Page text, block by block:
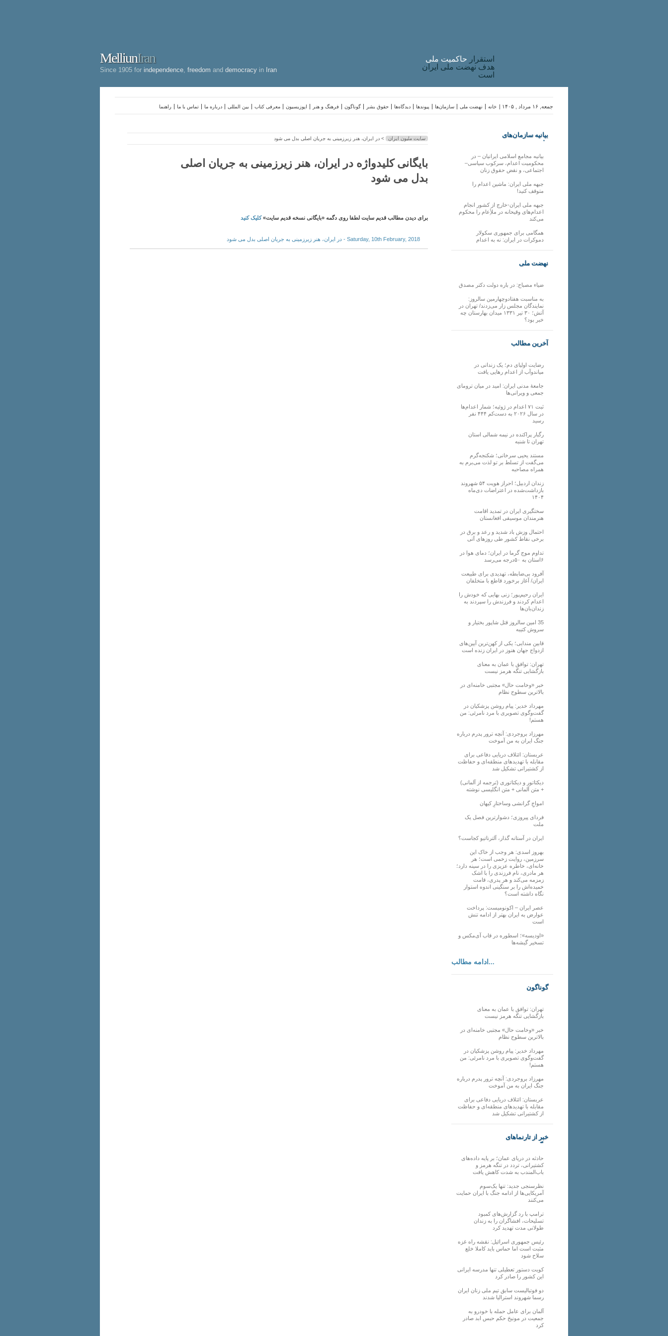
MelliunIran
Since 1905 for independence freedom and democracy in Iran
استقرار حاکميت ملی
هدف نهضت ملی ایران
است
راهنما تماس با ما درباره ما بین المللی معرفی کتاب اپوزیسیون فرهنگ و هنر گوناگون حقوق بشر دیدگاه‌ها پیوندها سازمان‌ها نهضت ملی خانه جمعه, ۱۶ مرداد , ۱۴۰۵ |
سایت ملیون ایران > در ایران، هنر زیرزمینی به جریان اصلی بدل می شود
بایگانی کلیدواژه در ایران، هنر زیرزمینی به جریان اصلی
بدل می شود
برای دیدن مطالب قدیم سایت لطفا روی دگمه «بایگانی نسخه قدیم سایت»کلیک کنید
Saturday, 10th February, 2018 - در ایران، هنر زیرزمینی به جریان اصلی بدل می شود
بیانیه سازمان‌های
ملی
بیانیه مجامع اسلامی ایرانیان – در
محکومیت اعدام، سرکوب سیاسی–
اجتماعی، و نقض حقوق زنان
جبهه ملی ایران: ماشین اعدام را
متوقف کنید!
جبهه ملی ایران-خارج از کشور انجام
اعدام‌های وقیحانه در ملأِعام را محکوم
می‌کند
همگامی برای جمهوری سکولار
دموکرات در ایران: نه به اعدام
نهضت ملی
ضیاء مصباح: در باره دولت دکتر مصدق
به مناسبت هفتادوچهارمین سالروز:
نمایندگان مجلس زار می‌زدند/ تهران در
آتش؛ ۳۰ تیر ۱۳۳۱ میدان بهارستان چه
خبر بود؟
آخرین مطالب
رضایت اولیای دم؛ یک زندانی در
میاندوآب از اعدام رهایی یافت
جامعهٔ مدنی ایران: امید در میان ترومای
جمعی و ویرانی‌ها
ثبت ۷۱ اعدام در ژوئیه؛ شمار اعدام‌ها
در سال ۲۰۲۶ به دست‌کم ۴۴۴ نفر
رسید
رگبار پراکنده در نیمه شمالی استان
تهران تا شنبه
مستند یحیی سرخانی؛ شکنجه‌گرم
می‌گفت از تسلط بر تو لذت می‌برم به
همراه مصاحبه
زندان اردبیل؛ احراز هویت ۵۴ شهروند
بازداشت‌شده در اعتراضات دی‌ماه
۱۴۰۴
سختگیری ایران در تمدید اقامت
هنرمندان موسیقی افغانستان
احتمال وزش باد شدید و رعد و برق در
برخی نقاط کشور طی روزهای آتی
تداوم موج گرما در ایران؛ دمای هوا در
۶استان به ۵۰درجه می‌رسد
آفرود بی‌ضابطه، تهدیدی برای طبیعت
ایران/ آغاز برخورد قاطع با متخلفان
ایران رحیم‌پور؛ زنی بهایی که خودش را
اعدام کردند و فرزندش را سپردند به
زندان‌بان‌ها
35 امین سالروز قتل شاپور بختیار و
سروش کتیبه
قابین مندایی؛ یکی از کهن‌ترین آیین‌های
ازدواج جهان هنوز در ایران زنده است
تهران: توافق با عمان به معنای
بازگشایی تنگه هرمز نیست
خبر «وخامت حال» مجتبی خامنه‌ای در
بالاترین سطوح نظام
مهرداد خدیر: پیام روشن پزشکیان در
گفت‌و‌گوی تصویری با مرد نامرئی: من
هستم!
مهرزاد بروجردی: آنچه ترور پدرم درباره
جنگ ایران به من آموخت
عربستان: ائتلاف دریایی دفاعی برای
مقابله با تهدیدهای منطقه‌ای و حفاظت
از کشتیرانی تشکیل شد
دیکتاتور و دیکتاتوری (ترجمه از آلمانی)
+ متن آلمانی + متن انگلیسی نوشته
‌امواجِ گرانشی وساختارِ کیهان
فردای پیروزی؛ دشوارترین فصل یک
ملت
ایران در آستانه گذار، آلترناتیو کجاست؟
بهروز اسدی: هر وجب از خاک‌ این
سرزمین، روایت زخمی است؛ هر
خانه‌ای، خاطره عزیزی را در سینه دارد؛
هر مادری، نام فرزندی را با اشک
زمزمه می‌کند و هر پدری، قامت
خمیده‌اش را بر سنگینی اندوه استوار
نگاه داشته است؟
عصر ایران – اکونومیست: پرداخت
عوارض به ایران بهتر از ادامه تنش
است
«اودیسه»؛ اسطوره در قاب آی‌مکس و
تسخیر گیشه‌ها
ادامه مطالب...
گوناگون
تهران: توافق با عمان به معنای
بازگشایی تنگه هرمز نیست
خبر «وخامت حال» مجتبی خامنه‌ای در
بالاترین سطوح نظام
مهرداد خدیر: پیام روشن پزشکیان در
گفت‌و‌گوی تصویری با مرد نامرئی: من
هستم!
مهرزاد بروجردی: آنچه ترور پدرم درباره
جنگ ایران به من آموخت
عربستان: ائتلاف دریایی دفاعی برای
مقابله با تهدیدهای منطقه‌ای و حفاظت
از کشتیرانی تشکیل شد
خبر از تارنماهای
دیگر
حادثه در دریای عمان؛ بر پایه داده‌های
کشتیرانی، تردد در تنگه هرمز و
باب‌المندب به شدت کاهش یافت
نظرسنجی جدید: تنها یک‌سوم
آمریکایی‌ها از ادامه جنگ با ایران حمایت
می‌کنند
ترامپ با رد گزارش‌های کمبود
تسلیحات، افشاگران را به زندان
طولانی مدت تهدید کرد
رئیس‌ جمهوری اسرائیل: نقشه راه غزه
مثبت است اما حماس باید کاملا خلع
سلاح شود
کویت دستور تعطیلی تنها مدرسه ایرانی
این کشور را صادر کرد
دو فوتبالیست سابق تیم ملی زنان ایران
رسما شهروند استرالیا شدند
آلمان برای عامل حمله با خودرو به
جمعیت در مونیخ حکم حبس ابد صادر
کرد